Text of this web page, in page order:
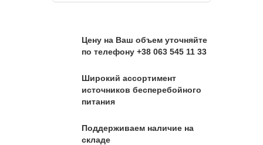
Цену на Ваш объем уточняйте
по телефону +38 063 545 11 33
Широкий ассортимент
источников бесперебойного
питания
Поддерживаем наличие на
складе